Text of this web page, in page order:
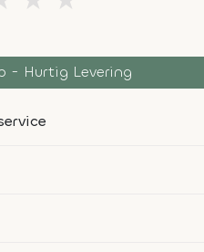
- Hurtig Levering